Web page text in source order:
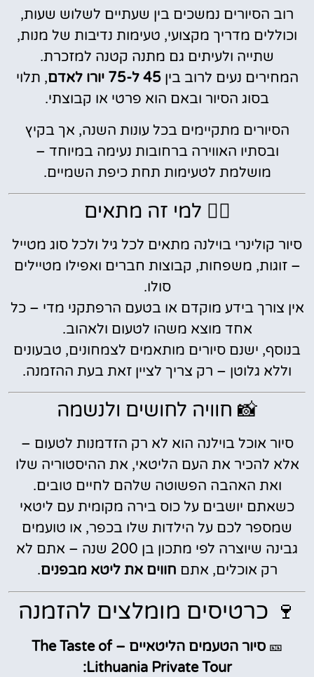
רוב הסיורים נמשכים בין שעתיים לשלוש שעות,
וכוללים מדריך מקצועי, טעימות נדיבות של מנות,
שתייה ולעיתים גם מתנה קטנה למזכרת.
המחירים נעים לרוב בין45 ל-75 יורו לאדם
, תלוי
בסוג הסיור ובאם הוא פרטי או קבוצתי.
הסיורים מתקיימים בכל עונות השנה, אך בקיץ
ובסתיו האווירה ברחובות נעימה במיוחד –
מושלמת לטעימות תחת כיפת השמיים.
🚶‍♀️ למי זה מתאים
סיור קולינרי בוילנה מתאים לכל גיל ולכל סוג מטייל
– זוגות, משפחות, קבוצות חברים ואפילו מטיילים
סולו.
אין צורך בידע מוקדם או בטעם הרפתקני מדי – כל
אחד מוצא משהו לטעום ולאהוב.
בנוסף, ישנם סיורים מותאמים לצמחונים, טבעונים
וללא גלוטן – רק צריך לציין זאת בעת ההזמנה.
📸 חוויה לחושים ולנשמה
סיור אוכל בוילנה הוא לא רק הזדמנות לטעום –
אלא להכיר את העם הליטאי, את ההיסטוריה שלו
ואת האהבה הפשוטה שלהם לחיים טובים.
כשאתם יושבים על כוס בירה מקומית עם ליטאי
שמספר לכם על הילדות שלו בכפר, או טועמים
גבינה שיוצרה לפי מתכון בן 200 שנה – אתם לא
רק אוכלים, אתם חווים את ליטא מבפנים.
🍷 כרטיסים מומלצים להזמנה
🎫
סיור הטעמים הליטאיים – The Taste of
Lithuania Private Tour: